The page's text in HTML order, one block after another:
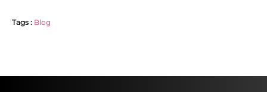
Tags : Blog